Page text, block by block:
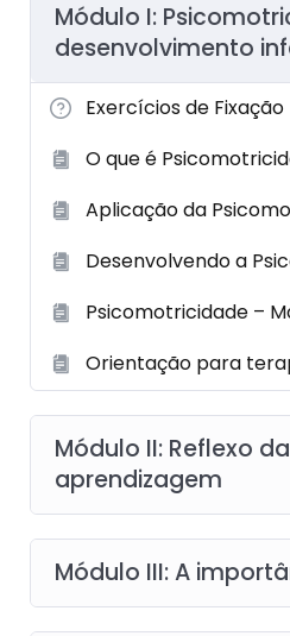
Módulo I:
desenvolvimento
Exercícios de Fixação
O que é
Aplicação da
Desenvolvendo a
Psicomotricidade –
Orientação para
Módulo II: Reflexo
aprendizagem
Módulo III: A